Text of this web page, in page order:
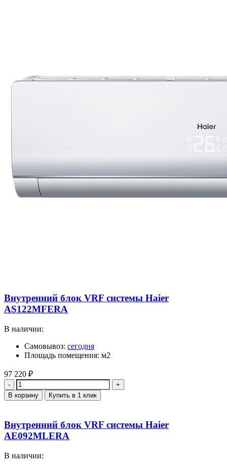
Внутренний блок VRF системы Haier
AS122MFERA
В наличии:
Самовывоз: сегодня
Площадь помещения: м2
97 220 ₽
Количество
В корзину Купить в 1 клик
Внутренний блок VRF системы Haier
AE092MLERA
В наличии: